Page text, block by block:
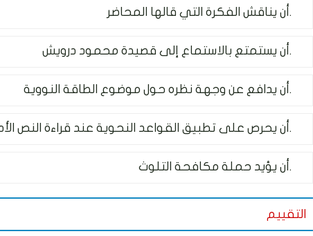
أن يناقش الفكرة التي قالها المحاضر.
أن يستمتع بالاستماع إلى قصيدة محمود درويش.
أن يدافع عن وجهة نظره حول موضوع الطاقة النووية.
أن يحرص على تطبيق القواعد النحوية عند قراءة النص الأدبي.
أن يؤيد حملة مكافحة التلوث.
التقييم